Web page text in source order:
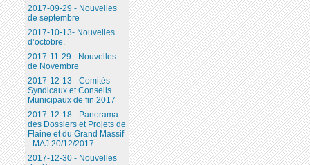
2017-09-29 - Nouvelles
de septembre
2017-10-13- Nouvelles
d’octobre.
2017-11-29 - Nouvelles
de Novembre
2017-12-13 - Comités
Syndicaux et Conseils
Municipaux de fin 2017
2017-12-18 - Panorama
des Dossiers et Projets de
Flaine et du Grand Massif
- MAJ 20/12/2017
2017-12-30 - Nouvelles